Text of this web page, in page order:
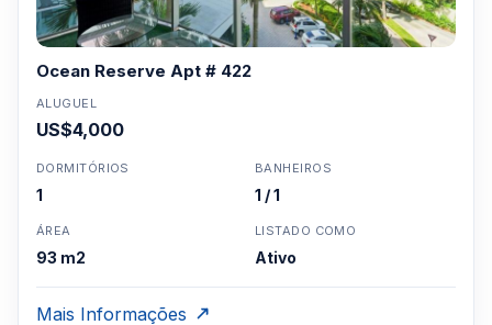
Ocean Reserve Apt # 422
ALUGUEL
US$4,000
DORMITÓRIOS
1
BANHEIROS
1 / 1
ÁREA
93 m2
LISTADO COMO
Ativo
Mais Informações